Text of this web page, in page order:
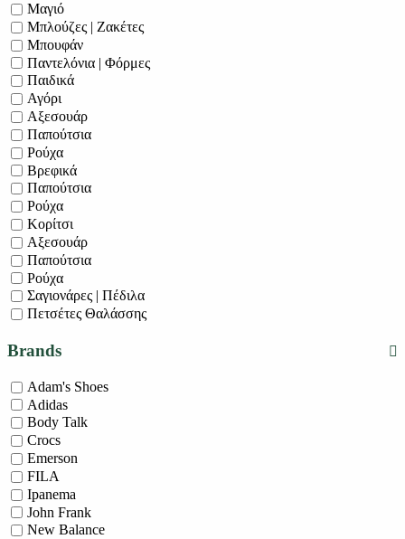
Μαγιό
Μπλούζες | Ζακέτες
Μπουφάν
Παντελόνια | Φόρμες
Παιδικά
Αγόρι
Αξεσουάρ
Παπούτσια
Ρούχα
Βρεφικά
Παπούτσια
Ρούχα
Κορίτσι
Αξεσουάρ
Παπούτσια
Ρούχα
Σαγιονάρες | Πέδιλα
Πετσέτες Θαλάσσης
Brands
Adam's Shoes
Adidas
Body Talk
Crocs
Emerson
FILA
Ipanema
John Frank
New Balance